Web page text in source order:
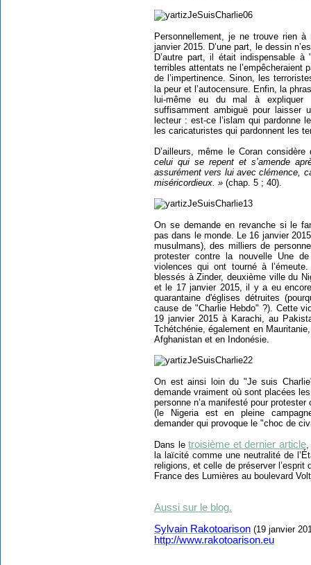
Personnellement, je ne trouve rien
janvier 2015. D’une part, le dessin
D’autre part, il était indispensable
terribles attentats ne l’empêcheraient
de l’impertinence. Sinon, les
la peur et l’autocensure. Enfin, la
lui-même eu du mal à
suffisamment ambiguë pour laisser
lecteur : est-ce l’islam qui pardonne
les caricaturistes qui pardonnent les
D’ailleurs, même le Coran
celui qui se repent et s’amende
assurément vers lui avec clémence,
miséricordieux. » (chap. 5 ; 40).
On se demande en revanche si le
pas dans le monde. Le 16 janvier
musulmans), des milliers de
protester contre la nouvelle Une
violences qui ont tourné à
blessés à Zinder, deuxième ville du
et le 17 janvier 2015, il y a eu
quarantaine d'églises détruites
cause de "Charlie Hebdo" ?). Cette
19 janvier 2015 à Karachi, au
Tchétchénie, également en
Afghanistan et en Indonésie.
On est ainsi loin du "Je suis
demande vraiment où sont placées
personne n’a manifesté pour
(le Nigeria est en pleine
demander qui provoque le "choc de
Dans letroisième et dernier article,
la laïcité comme une neutralité de
religions, et celle de préserver
France des Lumières au boulevard
Aussi sur le blog.
Sylvain Rakotoarison (19 janvier
http://www.rakotoarison.eu